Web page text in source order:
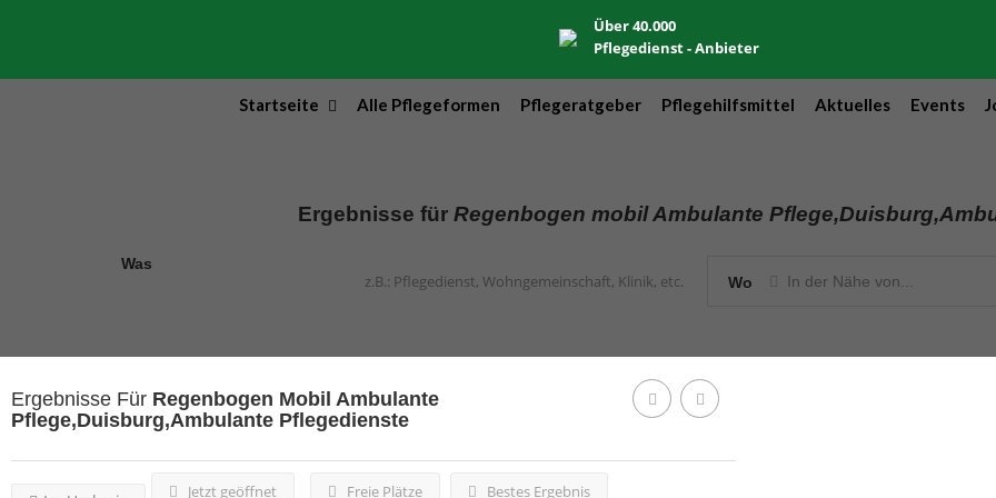
Über 40.000
Pflegedienst - Anbieter
Startseite Alle Pflegeformen Pflegeratgeber Pflegehilfsmittel Aktuelles Events
Ergebnisse für Regenbogen mobil Ambulante
Was
Wo
Ergebnisse Für Regenbogen Mobil Ambulante
Pflege,Duisburg,Ambulante Pflegedienste
Jetzt geöffnet Freie Plätze Bestes Ergebnis